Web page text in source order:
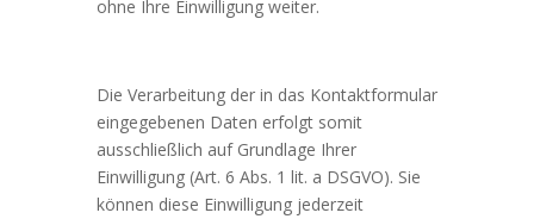
ohne Ihre Einwilligung weiter.
Die Verarbeitung der in das Kontaktformular
eingegebenen Daten erfolgt somit
ausschließlich auf Grundlage Ihrer
Einwilligung (Art. 6 Abs. 1 lit. a DSGVO). Sie
können diese Einwilligung jederzeit